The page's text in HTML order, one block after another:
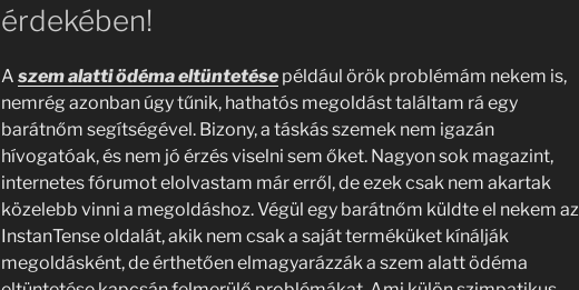
érdekében!
A szem alatti ödéma eltüntetésepéldául örök problémám nekem is,
nemrég azonban úgy tűnik, hathatós megoldást találtam rá egy
barátnőm segítségével. Bizony, a táskás szemek nem igazán
hívogatóak, és nem jó érzés viselni sem őket. Nagyon sok magazint,
internetes fórumot elolvastam már erről, de ezek csak nem akartak
közelebb vinni a megoldáshoz. Végül egy barátnőm küldte el nekem az
InstanTense oldalát, akik nem csak a saját terméküket kínálják
megoldásként, de érthetően elmagyarázzák a szem alatt ödéma